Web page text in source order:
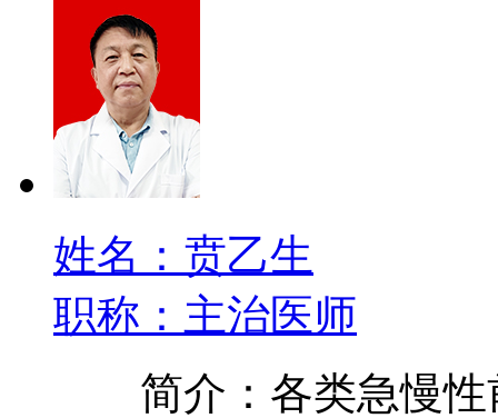
姓名：贲乙生
职称：主治医师
简介：各类急慢性